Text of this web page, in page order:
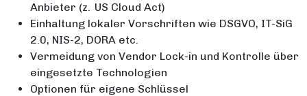
Anbieter (z. US Cloud Act)
Einhaltung lokaler Vorschriften wie DSGVO, IT-SiG
2.0, NIS-2, DORA etc.
Vermeidung von Vendor Lock-in und Kontrolle über
eingesetzte Technologien
Optionen für eigene Schlüssel